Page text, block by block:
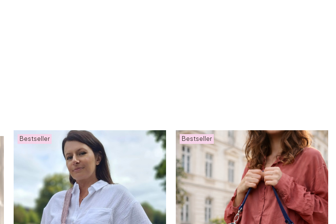
Bestseller Bestseller